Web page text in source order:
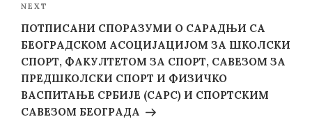
Next
Post
NEXT
ПОТПИСАНИ СПОРАЗУМИ О САРАДЊИ СА
БЕОГРАДСКОМ АСОЦИЈАЦИЈОМ ЗА ШКОЛСКИ
СПОРТ, ФАКУЛТЕТОМ ЗА СПОРТ, САВЕЗОМ ЗА
ПРЕДШКОЛСКИ СПОРТ И ФИЗИЧКО
ВАСПИТАЊЕ СРБИЈЕ (САРС) И СПОРТСКИМ
САВЕЗОМ БЕОГРАДА